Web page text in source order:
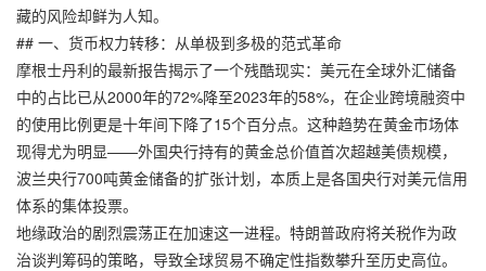
藏的风险却鲜为人知。
## 一、货币权力转移：从单极到多极的范式革命
摩根士丹利的最新报告揭示了一个残酷现实：美元在全球外汇储备
中的占比已从2000年的72%降至2023年的58%，在企业跨境融资中
的使用比例更是十年间下降了15个百分点。这种趋势在黄金市场体
现得尤为明显——外国央行持有的黄金总价值首次超越美债规模，
波兰央行700吨黄金储备的扩张计划，本质上是各国央行对美元信用
体系的集体投票。
地缘政治的剧烈震荡正在加速这一进程。特朗普政府将关税作为政
治谈判筹码的策略，导致全球贸易不确定性指数攀升至历史高位。